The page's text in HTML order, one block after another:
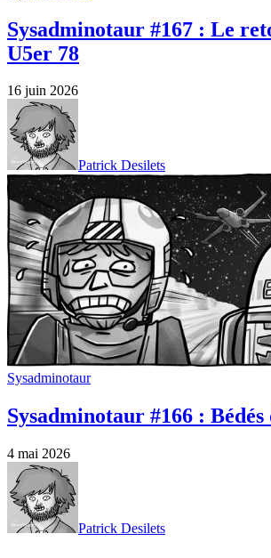
Sysadminotaur #167 : Le
U5er 78
16 juin 2026
Patrick Desilets
Sysadminotaur
Sysadminotaur #166 :
4 mai 2026
Patrick Desilets